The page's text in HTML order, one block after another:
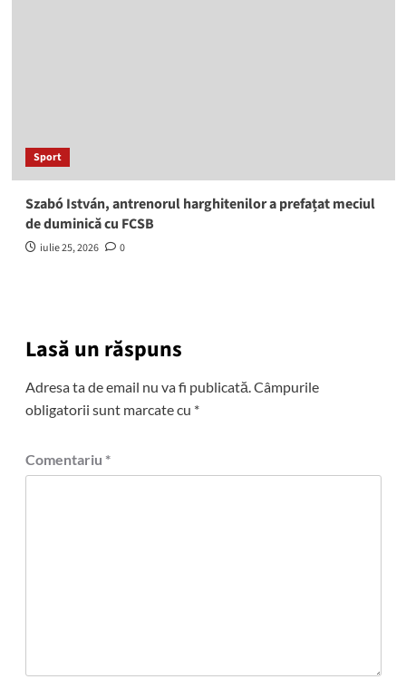
Sport
Szabó István, antrenorul harghitenilor a prefațat meciul
de duminică cu FCSB
iulie 25, 2026 0
Lasă un răspuns
Adresa ta de email nu va fi publicată. Câmpurile
obligatorii sunt marcate cu *
Comentariu *